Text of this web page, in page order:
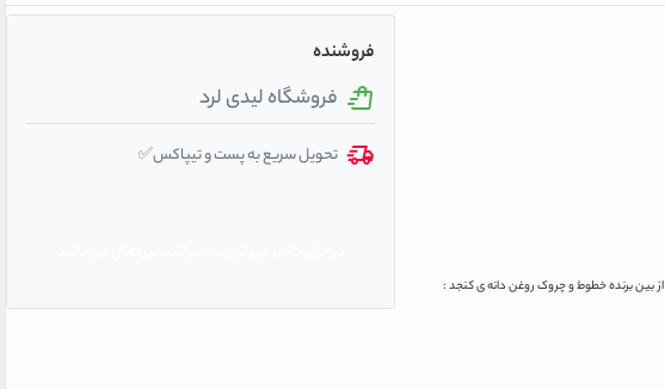
Liftessence : لیفتینگ قوی با تاثیر در زمان کوتاه٬ سفت کننده و استحکام بخش Matrixyl : ضدچروک قوی٬ افزایش کلاژن سازی پوست٬ از بین برنده خطوط و چروک روغن دانه ی کنجد :
فروشنده
فروشگاه لیدی لرد
تحویل سریع به پست و تیپاکس✅